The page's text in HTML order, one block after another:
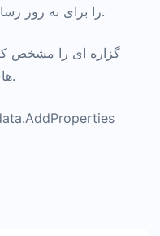
فایل ASF را برای به روز رسانی بارگیری کنید.
گزاره ای را مشخص
های ابرداده استفاده می شود.